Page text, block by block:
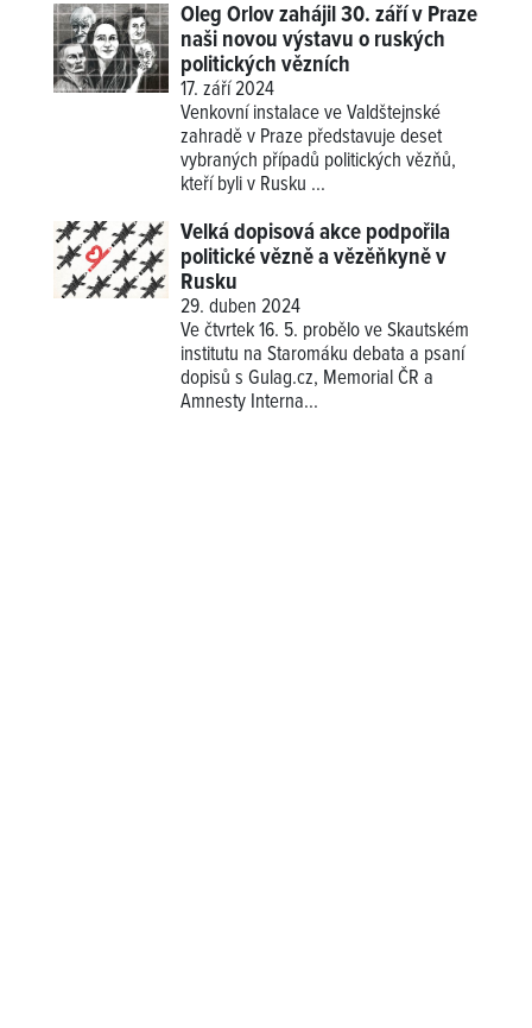
Oleg Orlov zahájil 30. září v Praze
naši novou výstavu o ruských
politických vězních
17. září 2024
Venkovní instalace ve Valdštejnské
zahradě v Praze představuje deset
vybraných případů politických vězňů,
kteří byli v Rusku ...
Velká dopisová akce podpořila
politické vězně a vězěňkyně v
Rusku
29. duben 2024
Ve čtvrtek 16. 5. probělo ve Skautském
institutu na Staromáku debata a psaní
dopisů s Gulag.cz, Memorial ČR a
Amnesty Interna...